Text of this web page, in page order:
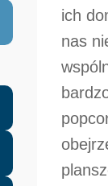
ich
nas